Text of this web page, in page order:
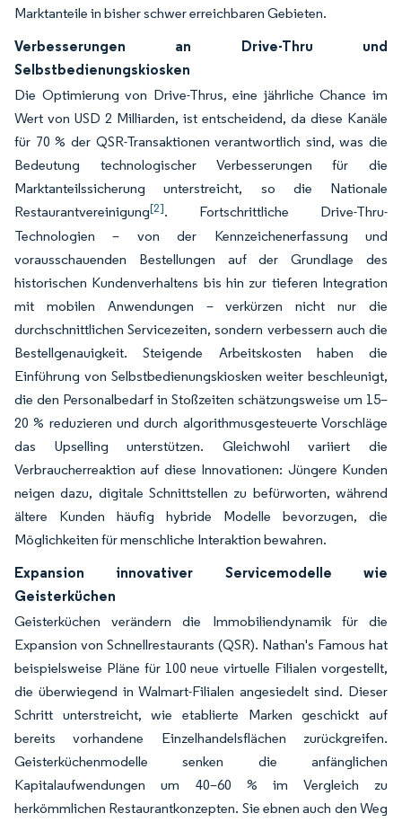
Marktanteile in bisher schwer erreichbaren Gebieten.
Verbesserungen an Drive-Thru und
Selbstbedienungskiosken
Die Optimierung von Drive-Thrus, eine jährliche Chance im
Wert von USD 2 Milliarden, ist entscheidend, da diese Kanäle
für 70 % der QSR-Transaktionen verantwortlich sind, was die
Bedeutung technologischer Verbesserungen für die
Marktanteilssicherung unterstreicht, so die Nationale
Restaurantvereinigung[2]. Fortschrittliche Drive-Thru-
Technologien – von der Kennzeichenerfassung und
vorausschauenden Bestellungen auf der Grundlage des
historischen Kundenverhaltens bis hin zur tieferen Integration
mit mobilen Anwendungen – verkürzen nicht nur die
durchschnittlichen Servicezeiten, sondern verbessern auch die
Bestellgenauigkeit. Steigende Arbeitskosten haben die
Einführung von Selbstbedienungskiosken weiter beschleunigt,
die den Personalbedarf in Stoßzeiten schätzungsweise um 15–
20 % reduzieren und durch algorithmusgesteuerte Vorschläge
das Upselling unterstützen. Gleichwohl variiert die
Verbraucherreaktion auf diese Innovationen: Jüngere Kunden
neigen dazu, digitale Schnittstellen zu befürworten, während
ältere Kunden häufig hybride Modelle bevorzugen, die
Möglichkeiten für menschliche Interaktion bewahren.
Expansion innovativer Servicemodelle wie
Geisterküchen
Geisterküchen verändern die Immobiliendynamik für die
Expansion von Schnellrestaurants (QSR). Nathan's Famous hat
beispielsweise Pläne für 100 neue virtuelle Filialen vorgestellt,
die überwiegend in Walmart-Filialen angesiedelt sind. Dieser
Schritt unterstreicht, wie etablierte Marken geschickt auf
bereits vorhandene Einzelhandelsflächen zurückgreifen.
Geisterküchenmodelle senken die anfänglichen
Kapitalaufwendungen um 40–60 % im Vergleich zu
herkömmlichen Restaurantkonzepten. Sie ebnen auch den Weg